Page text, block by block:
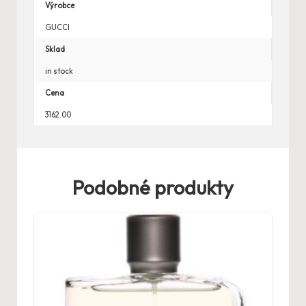
Výrobce
GUCCI
Sklad
in stock
Cena
3162.00
Podobné produkty